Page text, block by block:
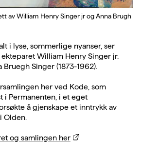
av William Henry Singer jr og Anna Brugh
i lyse, sommerlige nyanser, ser
William Henry Singer jr.
Bruegh Singer (1873-1962).
her ved Kode, som
i Permanenten, i et eget
å gjenskape et inntrykk av
Olden.
og samlingen her